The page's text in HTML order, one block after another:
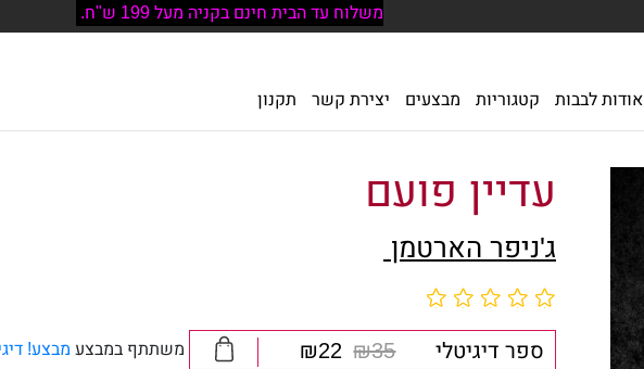
משלוח עד הבית חינם בקניה מעל 199 ש"ח.
אודות לבבות קטגוריות מבצעים יצירת קשר תקנון
עדיין פועם
ג'ניפר הארטמן
ספר דיגיטלי ₪35
₪22 משתתף במבצע מבצע!